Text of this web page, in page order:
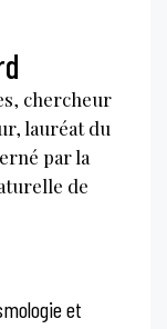
chercheur
lauréat du
par la
de
et